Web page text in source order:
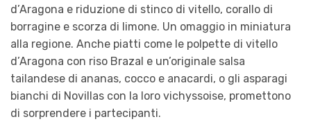
d’Aragona e riduzione di stinco di vitello, corallo di
borragine e scorza di limone. Un omaggio in miniatura
alla regione. Anche piatti come le polpette di vitello
d’Aragona con riso Brazal e un’originale salsa
tailandese di ananas, cocco e anacardi, o gli asparagi
bianchi di Novillas con la loro vichyssoise, promettono
di sorprendere i partecipanti.